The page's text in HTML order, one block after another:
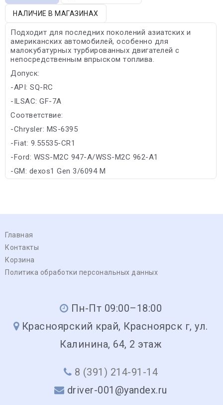
НАЛИЧИЕ В МАГАЗИНАХ
Подходит для последних поколений азиатских и
американских автомобилей, особенно для
малокубатурных турбированных двигателей с
непосредственным впрыском топлива.
Допуск:
-API: SQ-RC
-ILSAC: GF-7A
Соответствие:
-Chrysler: MS-6395
-Fiat: 9.55535-CR1
-Ford: WSS-M2C 947-A/WSS-M2C 962-A1
-GM: dexos1 Gen 3/6094 M
Главная
Контакты
Корзина
Политика обработки персональных данных
Пн-Пт 09:00–18:00
Красноярский край, Красноярск г, ул.
Калинина, 64, 2 этаж
8 (391) 214-91-14
driver-001@yandex.ru